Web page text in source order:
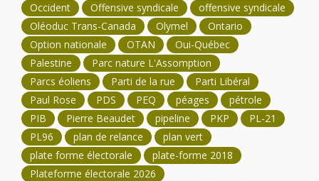
Occident
Offensive syndicale
offensive syndicale
Oléoduc Trans-Canada
Olymel
Ontario
Option nationale
OTAN
Oui-Québec
Palestine
Parc nature L'Assomption
Parcs éoliens
Parti de la rue
Parti Libéral
Paul Rose
PDS PEQ péages
pétrole
PIB
Pierre Beaudet pipeline PKP
PL-21
PL96
plan de relance
plan vert
plate forme électorale
plate-forme 2018
Plateforme électorale 2026